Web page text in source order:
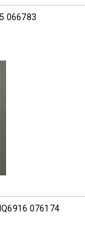
066783
076174